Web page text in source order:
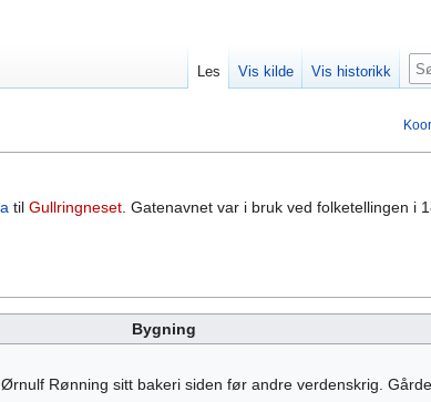
til Gullringneset . Gatenavnet var i bruk ved folketellingen i
Bygning
Rønning sitt bakeri siden før andre verdenskrig.
Les Vis kilde Vis historikk